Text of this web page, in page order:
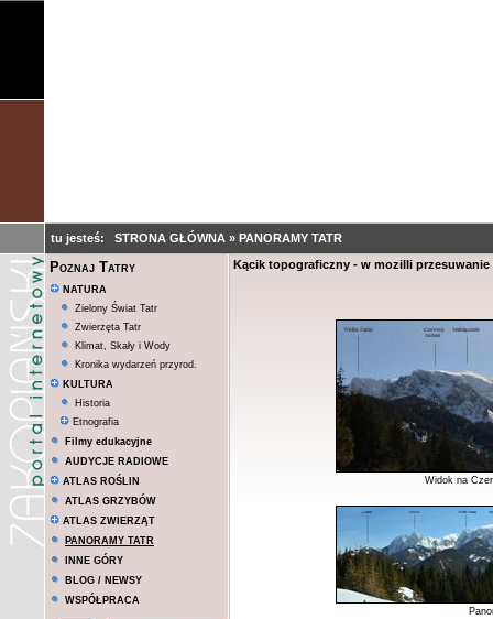
tu jesteś: STRONA GŁÓWNA » PANORAMY TATR
Poznaj Tatry
NATURA
Zielony Świat Tatr
Zwierzęta Tatr
Klimat, Skały i Wody
Kronika wydarzeń przyrod.
KULTURA
Historia
Etnografia
Filmy edukacyjne
AUDYCJE RADIOWE
ATLAS ROŚLIN
ATLAS GRZYBÓW
ATLAS ZWIERZĄT
PANORAMY TATR
INNE GÓRY
BLOG / NEWSY
WSPÓŁPRACA
Kącik topograficzny - w mozilli przesuwanie
Widok na